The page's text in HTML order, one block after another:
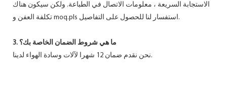
الاستجابة السريعة ، معلومات الاتصال في الطباعة. ولكن سيكون هناك
تكلفة العفن و moq.pls استفسار لنا للحصول على التفاصيل.
3. ما هي شروط الضمان الخاصة بك؟
نحن نقدم ضمان 12 شهرا لآلات وسادة الهواء لدينا.